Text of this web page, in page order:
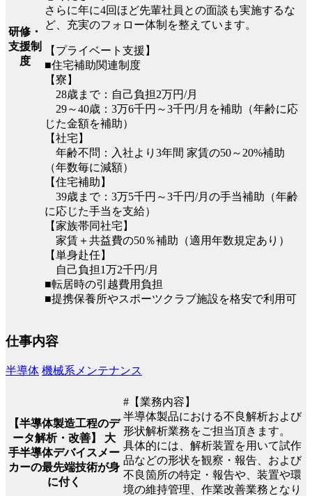
研修・
支援制
度
さらに年に4回ほど先輩社員との面談も実施するな
ど、充実のフォロー体制を整えています。
【プライベート支援】
■住宅補助関連制度
【寮】
28歳まで：自己負担2万円/月
29～40歳：3万6千円～3千円/月を補助（年齢に応
じた金額を補助）
【社宅】
年齢不問：入社より3年間 家賃の50～20%補助
（年数毎に減額）
【住宅補助】
39歳まで：3万5千円～3千円/月の手当補助（年齢
に応じた手当を支給）
【家族帯同社宅】
家賃＋共益費の50％補助（適用年数規定あり）
【単身赴任】
自己負担1万2千円/月
■転居時の引越費用負担
■提携保養所やスポーツクラブ施設を格安で利用可
仕事内容
半導体 機械系メンテナンス
【半導体製造工程のデ
ータ解析・改善】 大
手半導体デバイスメー
カーの最先端技術が身
に付く
#【業務内容】
半導体製品における不良解析および
形状解析業務をご担当頂きます。
具体的には、解析装置を用いて試作
品などの形状を観察・報告、および
不良箇所の特定・報告や、装置や環
境の維持管理、作業改善業務となり